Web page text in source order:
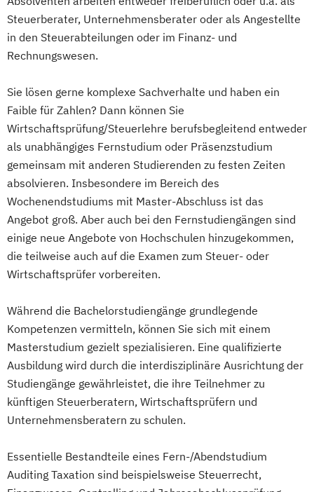
Steuerberater, Unternehmensberater oder als Angestellte
in den Steuerabteilungen oder im Finanz- und
Rechnungswesen.
Sie lösen gerne komplexe Sachverhalte und haben ein
Faible für Zahlen? Dann können Sie
Wirtschaftsprüfung/Steuerlehre berufsbegleitend entweder
als unabhängiges Fernstudium oder Präsenzstudium
gemeinsam mit anderen Studierenden zu festen Zeiten
absolvieren. Insbesondere im Bereich des
Wochenendstudiums mit Master-Abschluss ist das
Angebot groß. Aber auch bei den Fernstudiengängen sind
einige neue Angebote von Hochschulen hinzugekommen,
die teilweise auch auf die Examen zum Steuer- oder
Wirtschaftsprüfer vorbereiten.
Während die Bachelorstudiengänge grundlegende
Kompetenzen vermitteln, können Sie sich mit einem
Masterstudium gezielt spezialisieren. Eine qualifizierte
Ausbildung wird durch die interdisziplinäre Ausrichtung der
Studiengänge gewährleistet, die ihre Teilnehmer zu
künftigen Steuerberatern, Wirtschaftsprüfern und
Unternehmensberatern zu schulen.
Essentielle Bestandteile eines Fern-/Abendstudium
Auditing Taxation sind beispielsweise Steuerrecht,